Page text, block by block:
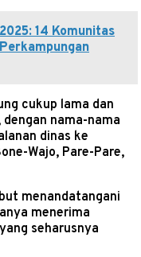
14 Komunitas
cukup lama dan
nama-nama
dinas ke
Wajo, Pare-Pare,
menandatangani
menerima
seharusnya